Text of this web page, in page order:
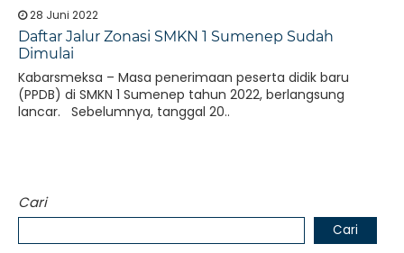
28 Juni 2022
Daftar Jalur Zonasi SMKN 1 Sumenep Sudah
Dimulai
Kabarsmeksa – Masa penerimaan peserta didik baru
(PPDB) di SMKN 1 Sumenep tahun 2022, berlangsung
lancar. Sebelumnya, tanggal 20..
Cari
Cari